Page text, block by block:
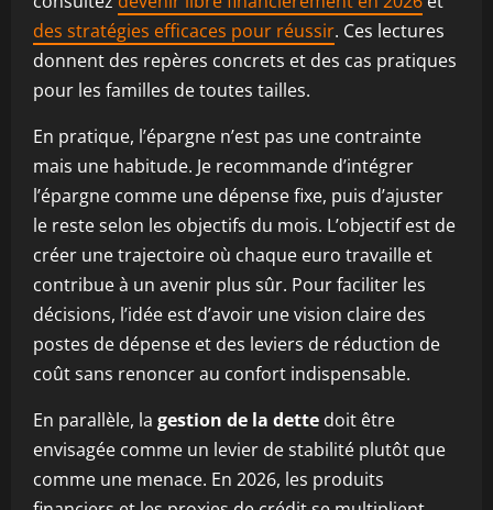
des stratégies efficaces pour réussir. Ces lectures
donnent des repères concrets et des cas pratiques
pour les familles de toutes tailles.
En pratique, l’épargne n’est pas une contrainte
mais une habitude. Je recommande d’intégrer
l’épargne comme une dépense fixe, puis d’ajuster
le reste selon les objectifs du mois. L’objectif est de
créer une trajectoire où chaque euro travaille et
contribue à un avenir plus sûr. Pour faciliter les
décisions, l’idée est d’avoir une vision claire des
postes de dépense et des leviers de réduction de
coût sans renoncer au confort indispensable.
En parallèle, la gestion de la dette doit être
envisagée comme un levier de stabilité plutôt que
comme une menace. En 2026, les produits